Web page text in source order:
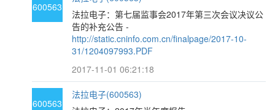
600563
法拉电子：第七届监事会2017年第三次会议决议公
告的补充公告 -
http://static.cninfo.com.cn/finalpage/2017-10-
31/1204097993.PDF
2017-11-01 06:21:18
600563
法拉电子(600563)